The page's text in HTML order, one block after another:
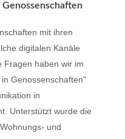
mit ihren
digitalen Kanäle
Fragen haben wir im
Genossenschaften"
in
Unterstützt wurde die
und